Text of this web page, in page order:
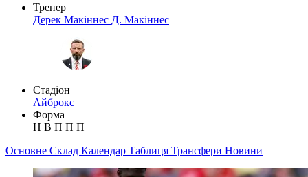
Тренер
Дерек Макіннес Д. Макіннес
Стадіон
Айброкс
Форма
Н В П П П
Основне Склад Календар Таблиця Трансфери Новини